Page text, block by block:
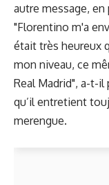
autre message,
"Florentino m'a
était très heureux
mon niveau, ce
Real Madrid", a-t-
qu’il entretient
merengue.